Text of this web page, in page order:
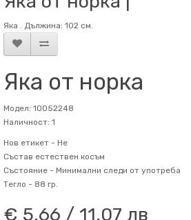
Яка . Дължина: 102 см.
Яка от норка
Модел: 10052248
Наличност: 1
Нов етикет - Не
Състав естествен косъм
Състояние - Минимални следи от употреба
Тегло - 88 гр.
€ 5.66 / 11.07 лв